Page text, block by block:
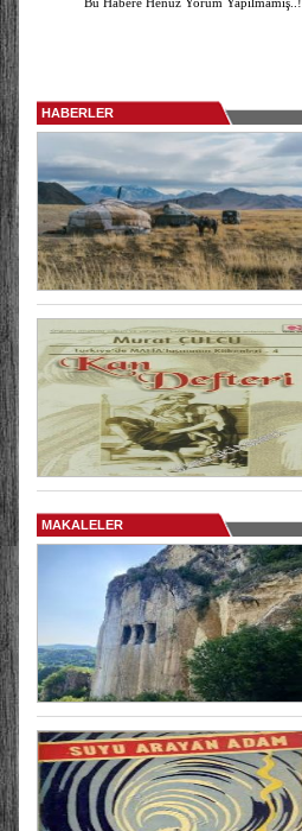
Bu Habere Henüz Yorum Yapılmamış..!
HABERLER
MAKALELER